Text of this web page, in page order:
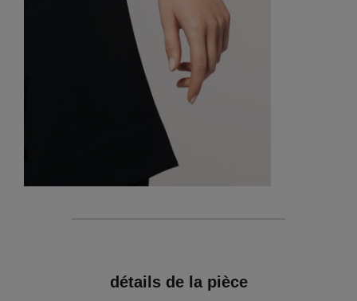
détails de la pièce